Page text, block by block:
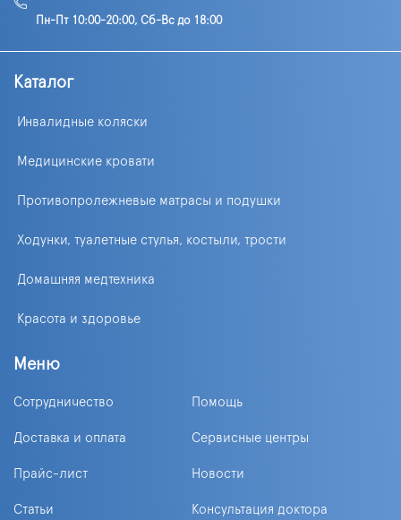
Пн-Пт 10:00-20:00, Сб-Вс до 18:00
Каталог
Инвалидные коляски
Медицинские кровати
Противопролежневые матрасы и подушки
Ходунки, туалетные стулья, костыли, трости
Домашняя медтехника
Красота и здоровье
Меню
Сотрудничество Помощь
Доставка и оплата Сервисные центры
Прайс-лист Новости
Статьи Консультация доктора